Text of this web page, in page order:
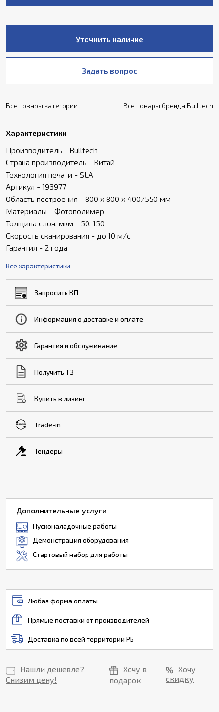
Уточнить наличие
Задать вопрос
Все товары категории Все товары бренда Bulltech
Характеристики
Производитель - Bulltech
Страна производитель - Китай
Технология печати - SLA
Артикул - 193977
Область построения - 800 x 800 x 400/550 мм
Материалы - Фотополимер
Толщина слоя, мкм - 50, 150
Скорость сканирования - до 10 м/с
Гарантия - 2 года
Все характеристики
Запросить КП
Информация о доставке и оплате
Гарантия и обслуживание
Получить ТЗ
Купить в лизинг
Trade-in
Тендеры
Дополнительные услуги
Пусконаладочные работы
Демонстрация оборудования
Стартовый набор для работы
Любая форма оплаты
Прямые поставки от производителей
Доставка по всей территории РБ
Нашли дешевле?
Снизим цену!
Хочу в
подарок
Хочу
скидку